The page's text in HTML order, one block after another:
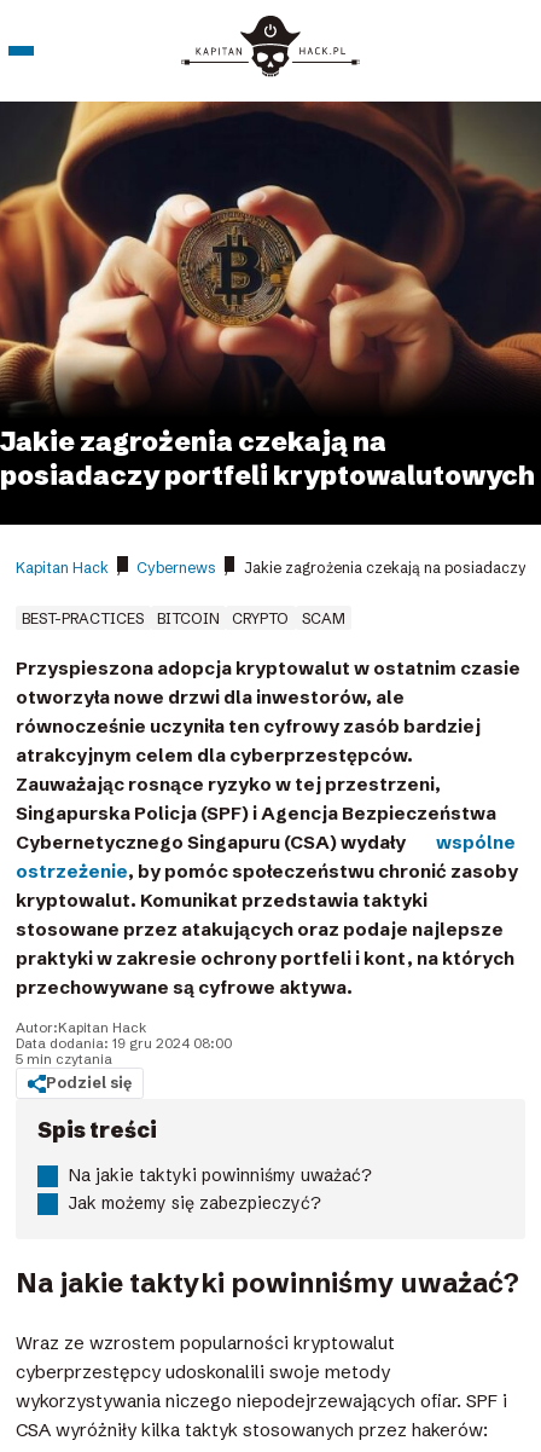
Jakie zagrożenia czekają na
posiadaczy portfeli kryptowalutowych
Kapitan Hack / Cybernews / Jakie zagrożenia czekają na posiadaczy
BEST-PRACTICES BITCOIN CRYPTO SCAM
Przyspieszona adopcja kryptowalut w ostatnim czasie
otworzyła nowe drzwi dla inwestorów, ale
równocześnie uczyniła ten cyfrowy zasób bardziej
atrakcyjnym celem dla cyberprzestępców.
Zauważając rosnące ryzyko w tej przestrzeni,
Singapurska Policja (SPF) i Agencja Bezpieczeństwa
Cybernetycznego Singapuru (CSA) wydały
wspólne
ostrzeżenie, by pomóc społeczeństwu chronić zasoby
kryptowalut. Komunikat przedstawia taktyki
stosowane przez atakujących oraz podaje najlepsze
praktyki w zakresie ochrony portfeli i kont, na których
przechowywane są cyfrowe aktywa.
Autor:Kapitan Hack
Data dodania: 19 gru 2024 08:00
5 min czytania
Podziel się
Spis treści
Na jakie taktyki powinniśmy uważać?
Jak możemy się zabezpieczyć?
Na jakie taktyki powinniśmy uważać?
Wraz ze wzrostem popularności kryptowalut
cyberprzestępcy udoskonalili swoje metody
wykorzystywania niczego niepodejrzewających ofiar. SPF i
CSA wyróżniły kilka taktyk stosowanych przez hakerów: